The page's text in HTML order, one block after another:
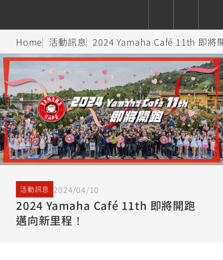
依風格 依排氣量
Super
Sport
Hyper
Naked
Sport
Heritage
YZF-R9
550+
550+
YZF-R3
MT-
09
Y-
AMT
MT-
09
550+
XSR
700
550+
155
依風格 依排氣量
Premium Sport FashionAdventureFamily
TMAX
550+
251~549
NMAX
CYGNUS
XR
150
CYGNUS
X
125
Limi
125
BW'S
125
AXIS
Z /
Zii
125
JOG
CUXiE
2.5 kw
追蹤愛車
我的愛車 瀏覽紀錄
Home 活動訊息 2024 Yamaha Café 11th 即將
活動訊息 2024/04/10
2024 Yamaha Café 11th 即將開跑
邁向新里程！